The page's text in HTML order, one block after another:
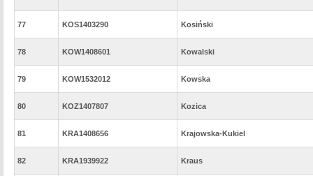
77 KOS1403290 Kosiński
78 KOW1408601 Kowalski
79 KOW1532012 Kowska
80 KOZ1407807 Kozica
81 KRA1408656 Krajowska-Kukiel
82 KRA1939922 Kraus